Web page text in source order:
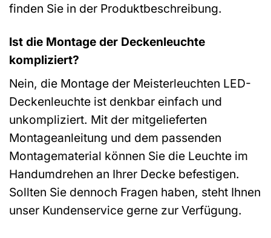
finden Sie in der Produktbeschreibung.
Ist die Montage der Deckenleuchte
kompliziert?
Nein, die Montage der Meisterleuchten LED-
Deckenleuchte ist denkbar einfach und
unkompliziert. Mit der mitgelieferten
Montageanleitung und dem passenden
Montagematerial können Sie die Leuchte im
Handumdrehen an Ihrer Decke befestigen.
Sollten Sie dennoch Fragen haben, steht Ihnen
unser Kundenservice gerne zur Verfügung.